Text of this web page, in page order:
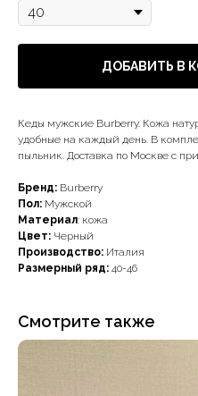
ДОБАВИТЬ В
Кеды мужские Burberry. Кожа
удобные на каждый день. В
пыльник. Доставка по Москве с
Бренд: Burberry
Пол: Мужской
Материал: кожа
Цвет: Черный
Производство: Италия
Размерный ряд: 40-46
Смотрите также